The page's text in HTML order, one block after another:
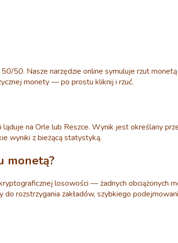
50. Nasze narzędzie online symuluje rzut
monety — po prostu kliknij i rzuć.
na Orle lub Reszce. Wynik jest określany
wyniki z bieżącą statystyką.
monetą?
losowości — żadnych obciążonych
rozstrzygania zakładów, szybkiego